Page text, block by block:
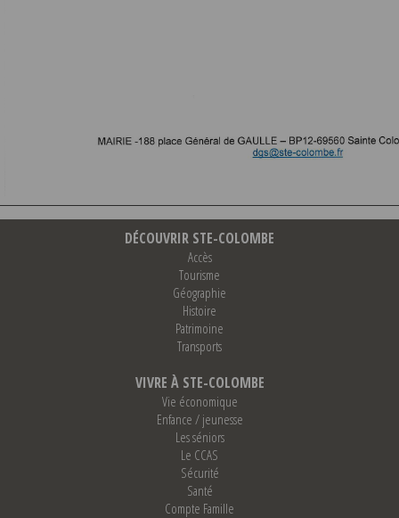
DÉCOUVRIR STE-COLOMBE
Accès
Tourisme
Géographie
Histoire
Patrimoine
Transports
VIVRE À STE-COLOMBE
Vie économique
Enfance / jeunesse
Les séniors
Le CCAS
Sécurité
Santé
Compte Famille